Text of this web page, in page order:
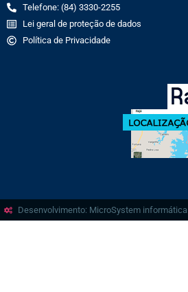
Telefone: (84) 3330-2255
Lei geral de proteção de dados
Política de Privacidade
Desenvolvimento: MicroSystem informática